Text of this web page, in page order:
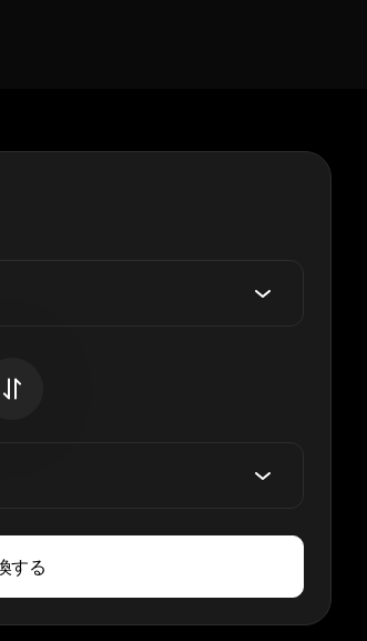
する